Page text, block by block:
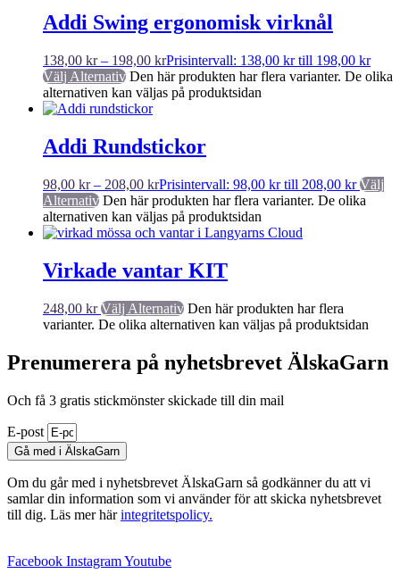
Addi Swing ergonomisk virknål
138,00 kr – 198,00 krPrisintervall: 138,00 kr till 198,00 kr
Välj Alternativ Den här produkten har flera varianter. De olika
alternativen kan väljas på produktsidan
Addi Rundstickor
98,00 kr – 208,00 krPrisintervall: 98,00 kr till 208,00 kr Välj
Alternativ Den här produkten har flera varianter. De olika
alternativen kan väljas på produktsidan
Virkade vantar KIT
248,00 kr Välj Alternativ Den här produkten har flera
varianter. De olika alternativen kan väljas på produktsidan
Prenumerera på nyhetsbrevet ÄlskaGarn
Och få 3 gratis stickmönster skickade till din mail
E-post
Gå med i ÄlskaGarn
Om du går med i nyhetsbrevet ÄlskaGarn så godkänner du att vi
samlar din information som vi använder för att skicka nyhetsbrevet
till dig. Läs mer härintegritetspolicy.
Facebook InstagramYoutube